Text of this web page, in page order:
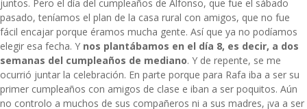
juntos. Pero el día del cumpleaños de Alfonso, que fue el sábado
pasado, teníamos el plan de la casa rural con amigos, que no fue
fácil encajar porque éramos mucha gente. Así que ya no podíamos
elegir esa fecha. Y nos plantábamos en el día 8, es decir, a dos
semanas del cumpleaños de mediano. Y de repente, se me
ocurrió juntar la celebración. En parte porque para Rafa iba a ser su
primer cumpleaños con amigos de clase e iban a ser poquitos. Aún
no controlo a muchos de sus compañeros ni a sus madres, ¡va a ser